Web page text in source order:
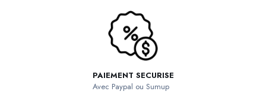
PAIEMENT SECURISE
Avec Paypal ou Sumup